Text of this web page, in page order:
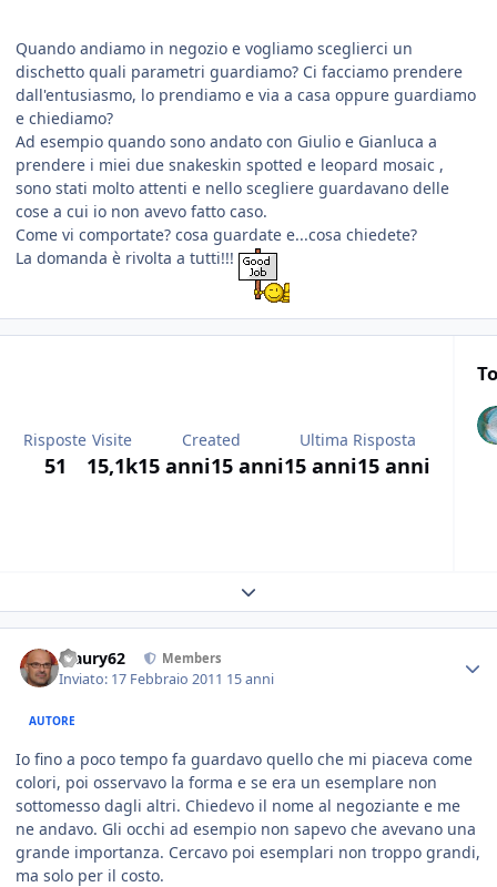
Quando andiamo in negozio e vogliamo sceglierci un
dischetto quali parametri guardiamo? Ci facciamo prendere
dall'entusiasmo, lo prendiamo e via a casa oppure guardiamo
e chiediamo?
Ad esempio quando sono andato con Giulio e Gianluca a
prendere i miei due snakeskin spotted e leopard mosaic ,
sono stati molto attenti e nello scegliere guardavano delle
cose a cui io non avevo fatto caso.
Come vi comportate? cosa guardate e...cosa chiedete?
La domanda è rivolta a tutti!!!
Risposte
51
Visite
15,1k
Created
15 anni15 anni
Ultima Risposta
15 anni15 anni
Expand topic overview
Maury62 Members
Inviato: 17 Febbraio 2011 15 anni
AUTORE
Io fino a poco tempo fa guardavo quello che mi piaceva come
colori, poi osservavo la forma e se era un esemplare non
sottomesso dagli altri. Chiedevo il nome al negoziante e me
ne andavo. Gli occhi ad esempio non sapevo che avevano una
grande importanza. Cercavo poi esemplari non troppo grandi,
ma solo per il costo.